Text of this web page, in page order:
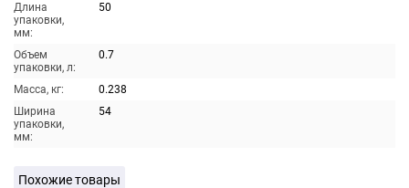
Длина
упаковки,
мм:
50
Объем
упаковки, л:
0.7
Масса, кг:
0.238
Ширина
упаковки,
мм:
54
Похожие товары